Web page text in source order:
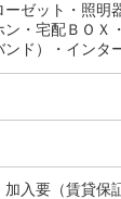
ゼット・照明
・宅配ＢＯＸ
ド）・イン
入要（賃貸保